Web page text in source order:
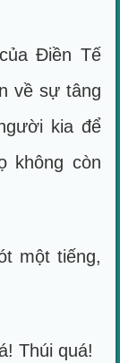
Điền Tế
về sự tâng
kia để
không còn
một tiếng,
Thúi quá!